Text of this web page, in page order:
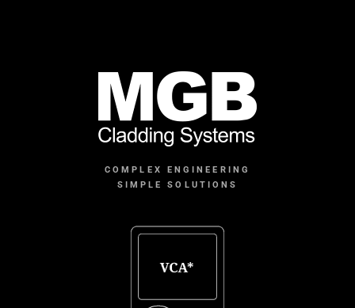
COMPLEX ENGINEERING
SIMPLE SOLUTIONS